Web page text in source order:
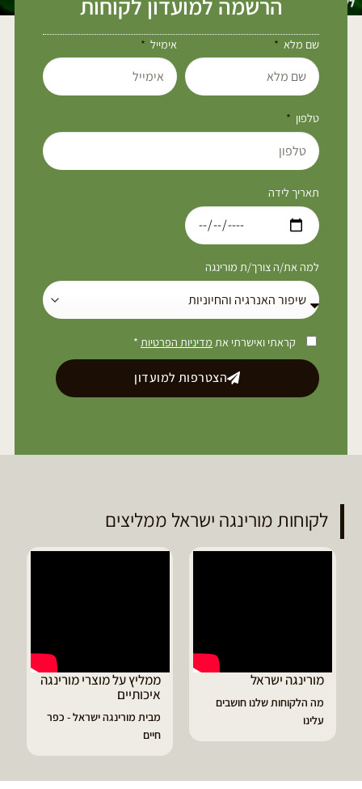
שם מלא אימייל
טלפון
תאריך לידה
למה את/ה צורך/ת מורינגה
קראתי ואישרתי את מדיניות הפרטיות *
הצטרפות למועדון
לקוחות מורינגה ישראל ממליצים
מורינגה ישראל
מה הלקוחות שלנו חושבים
עלינו
ממליץ על מוצרי מורינגה
איכותיים
מבית מורינגה ישראל - כפר
חיים